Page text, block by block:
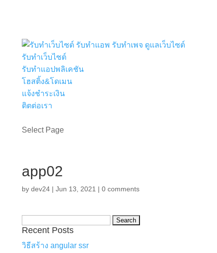
รับทำเว็บไซต์
รับทำแอปพลิเคชัน
โฮสติ้ง&โดเมน
แจ้งชำระเงิน
ติตต่อเรา
Select Page
app02
by dev24| Jun 13, 2021 | 0 comments
for:
Recent Posts
วิธีสร้าง angular ssr